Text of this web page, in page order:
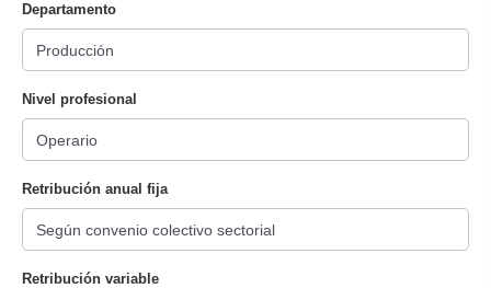
Departamento
Nivel profesional
Retribución anual fija
Retribución variable